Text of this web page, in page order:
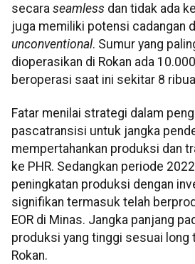
secara seamless dan tidak ada
juga memiliki potensi cadangan
unconventional. Sumur yang
dioperasikan di Rokan ada
beroperasi saat ini sekitar 8
Fatar menilai strategi dalam
pascatransisi untuk jangka
mempertahankan produksi dan
ke PHR. Sedangkan periode
peningkatan produksi dengan
signifikan termasuk telah
EOR di Minas. Jangka panjang
produksi yang tinggi sesuai long
Rokan.